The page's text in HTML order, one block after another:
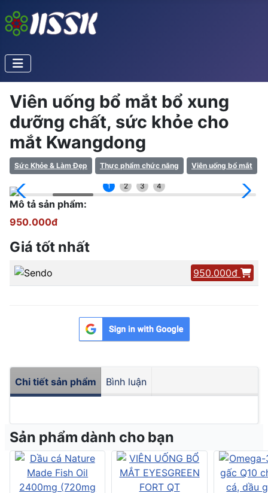
Viên uống bổ mắt bổ xung
dưỡng chất, sức khỏe cho
mắt Kwangdong
Sức Khỏe & Làm Đẹp Thực phẩm chức năng Viên uống bổ mắt
1 2 3 4
Mô tả sản phẩm:
950.000đ
Giá tốt nhất
950.000đ
Chi tiết sản phẩm Bình luận
Sản phẩm dành cho bạn